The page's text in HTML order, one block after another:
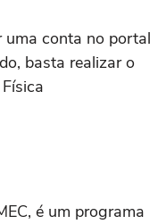
uma conta no portal
basta realizar o
é um programa